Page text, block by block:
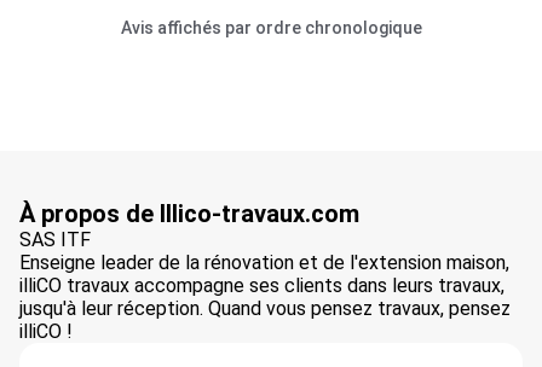
Avis affichés par ordre chronologique
À propos de Illico-travaux.com
SAS ITF
Enseigne leader de la rénovation et de l'extension maison,
illiCO travaux accompagne ses clients dans leurs travaux,
jusqu'à leur réception. Quand vous pensez travaux, pensez
illiCO !